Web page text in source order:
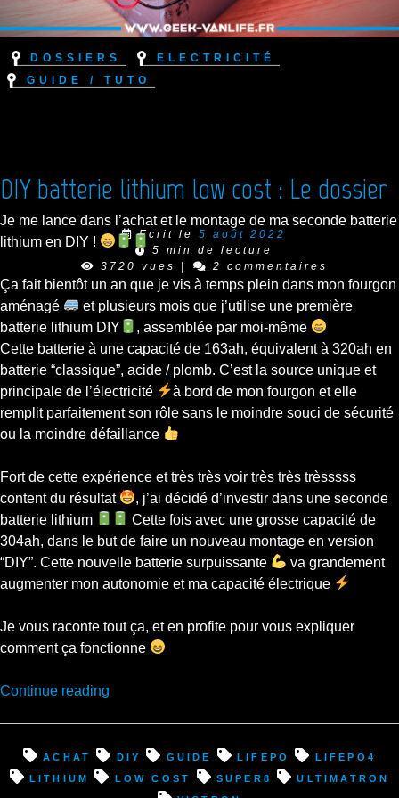
Dossiers
Electricité
Guide / Tuto
DIY batterie lithium low cost : Le dossier
Ecrit le 5 août 2022
5 min de lecture
3720 vues
| 2 commentaires
Je me lance dans l’achat et le montage de ma seconde batterie
lithium en DIY !
Ça fait bientôt un an que je vis à temps plein dans mon fourgon
aménagé
et plusieurs mois que j’utilise une première
batterie lithium DIY
, assemblée par moi-même
Cette batterie à une capacité de 163ah, équivalent à 320ah en
batterie “classique”, acide / plomb. C’est la source unique et
principale de l’électricité
à bord de mon fourgon et elle
remplit parfaitement son rôle sans le moindre souci de sécurité
ou la moindre défaillance
Fort de cette expérience et très très voir très très trèsssss
content du résultat
, j’ai décidé d’investir dans une seconde
batterie lithium
Cette fois avec une grosse capacité de
304ah, dans le but de faire un nouveau montage en version
“DIY”. Cette nouvelle batterie surpuissante
va grandement
augmenter mon autonomie et ma capacité électrique
Je vous raconte tout ça, et en profite pour vous expliquer
comment ça fonctionne
Continue reading
low
cost
achat diy guide lifepo
lifepo4
lithium
low cost super8
ultimatron